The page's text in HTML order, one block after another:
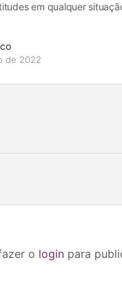
em qualquer
de 2022
o login para